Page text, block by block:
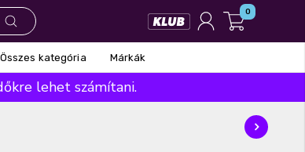
0
Összes kategória Márkák
lehet számítani.